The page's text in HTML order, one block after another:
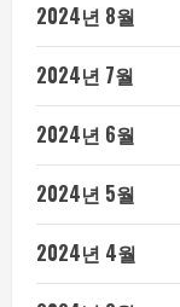
2024년 8월
2024년 7월
2024년 6월
2024년 5월
2024년 4월